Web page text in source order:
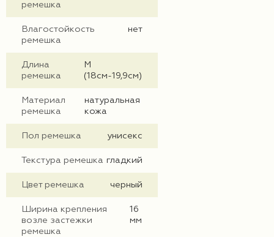
ремешка
Влагостойкость
ремешка
нет
Длина
ремешка
M
(18см-19,9см)
Материал
ремешка
натуральная
кожа
Пол ремешка унисекс
Текстура ремешка гладкий
Цвет ремешка черный
Ширина крепления
возле застежки
ремешка
16
мм